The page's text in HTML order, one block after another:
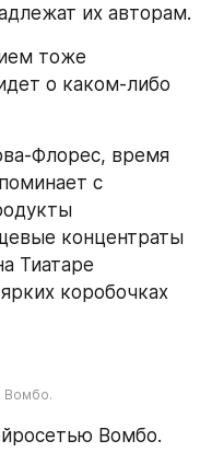
их авторам.
тоже
о каком-либо
Флорес, время
с
концентраты
Тиатаре
коробочках
Вомбо.
Вомбо.